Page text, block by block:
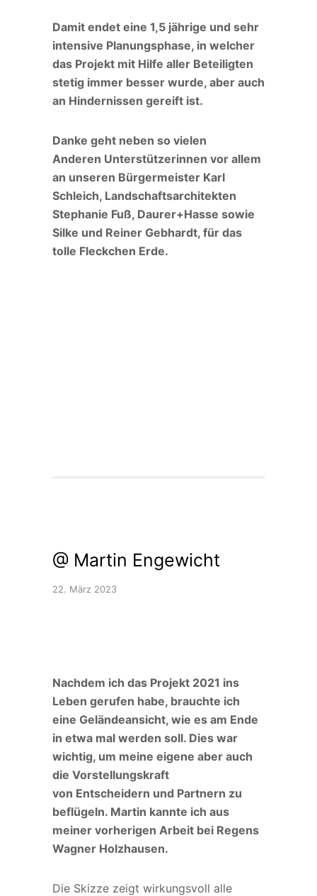
Damit endet eine 1,5 jährige und sehr
intensive Planungsphase, in welcher
das Projekt mit Hilfe aller Beteiligten
stetig immer besser wurde, aber auch
an Hindernissen gereift ist.
Danke geht neben so vielen
Anderen Unterstützerinnen vor allem
an unseren Bürgermeister Karl
Schleich, Landschaftsarchitekten
Stephanie Fuß, Daurer+Hasse sowie
Silke und Reiner Gebhardt, für das
tolle Fleckchen Erde.
@ Martin Engewicht
22. März 2023
Nachdem ich das Projekt 2021 ins
Leben gerufen habe, brauchte ich
eine Geländeansicht, wie es am Ende
in etwa mal werden soll. Dies war
wichtig, um meine eigene aber auch
die Vorstellungskraft
von Entscheidern und Partnern zu
beflügeln. Martin kannte ich aus
meiner vorherigen Arbeit bei Regens
Wagner Holzhausen.
Die Skizze zeigt wirkungsvoll alle